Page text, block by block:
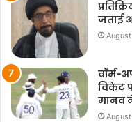
जताई
वॉर्म-
विकेट
मानव